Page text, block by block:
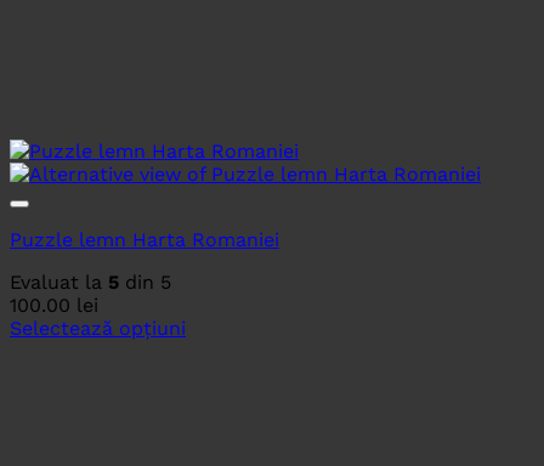
Puzzle lemn Harta Romaniei
Evaluat la 5 din 5
100.00 lei
Selectează opțiuni